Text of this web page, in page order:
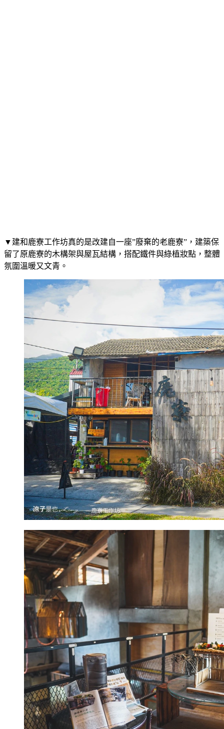
▼建和鹿寮工作坊真的是改建自一座”廢棄的老鹿寮”，建築保
留了原鹿寮的木構架與屋瓦結構，搭配鐵件與綠植妝點，整體
氛圍溫暖又文青。